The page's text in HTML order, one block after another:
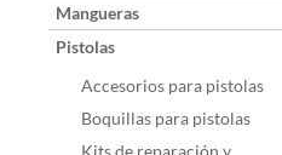
Mangueras
Pistolas
Accesorios para pistolas
Boquillas para pistolas